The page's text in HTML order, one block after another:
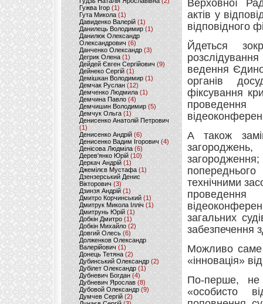
Гужва Ігор (1)
Гута Микола (1)
Давиденко Валерій (1)
Данилець Володимир(1)
Данилюк Олександр
Олександрович (6)
Данченко Олександр (3)
Дегрик Олена(1)
Дейдей Євген Сергійович(9)
Дейнеко Сергій (1)
Демішкан Володимир(1)
Демчак Руслан (12)
Демченко Людмила (1)
Демчина Павло (4)
Демчишин Володимир (5)
Демчук Ольга(1)
Денисенко Анатолій Петрович
(1)
Денисенко Андрій (6)
Денисенко Вадим Ігорович (4)
Денісова Людміла(6)
Дерев'янко Юрій(10)
Деркач Андрій(1)
Джемілєв Мустафа (1)
Дзензерський Денис
Вікторович (3)
Дзинзя Андрій (1)
Дмитро Корчинський (1)
Дмитрук Микола Ілліч (1)
Дмитрунь Юрій (1)
Добкін Дмитро(1)
Добкін Михайло (2)
Довгий Олесь (6)
Долженков Олександр
Валерійович (1)
Донець Тетяна (2)
Дубинський Олександр(2)
Дубілет Олександр (1)
Дубневич Богдан (4)
Дубневич Ярослав (8)
Дубовой Олександр(9)
Думчев Сергій (2)
Верховної
актів у
відповідного
Йдеться
ведення
органів
фіксування
А також
технічними
загальних
забезпечення
Можливо саме
«інновація»
По-перше, не
«особисто